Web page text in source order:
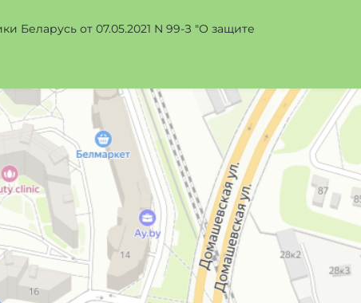
Беларусь от 07.05.2021 N 99-З "О защите